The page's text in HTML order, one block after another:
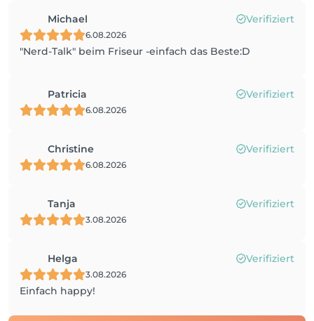
Michael Verifiziert
6.08.2026
"Nerd-Talk" beim Friseur -einfach das Beste:D
Patricia Verifiziert
6.08.2026
Christine Verifiziert
6.08.2026
Tanja Verifiziert
3.08.2026
Helga Verifiziert
3.08.2026
Einfach happy!